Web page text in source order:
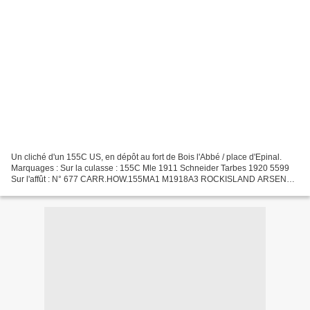
Un cliché d'un 155C US, en dépôt au fort de Bois l'Abbé / place d'Epinal.
Marquages : Sur la culasse : 155C Mle 1911 Schneider Tarbes 1920 5599
Sur l'affût : N° 677 CARR.HOW.155MA1 M1918A3 ROCKISLAND ARSENAL